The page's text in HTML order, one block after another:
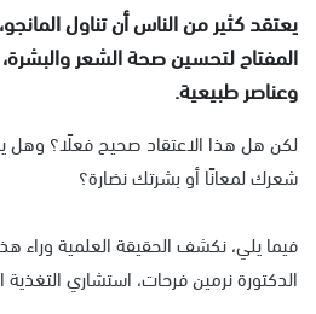
يعتقد كثير من الناس أن تناول
المفتاح لتحسين صحة الشعر
وعناصر طبيعية.
لكن هل هذا الاعتقاد صحيح فعلًا؟ وهل
شعرك لمعانًا أو بشرتك نضارة؟
فيما يلي، نكشف الحقيقة العلمية وراء
الدكتورة نرمين فرحات، استشاري التغذية